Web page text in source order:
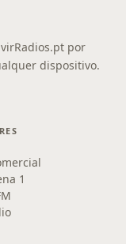
por
dispositivo.
1